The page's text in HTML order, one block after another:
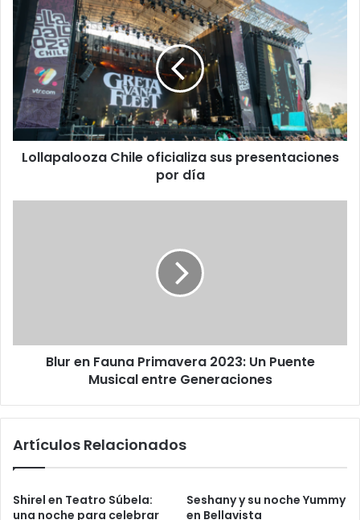
Lollapalooza Chile oficializa sus presentaciones
por día
Blur en Fauna Primavera 2023: Un Puente
Musical entre Generaciones
Artículos Relacionados
Shirel en Teatro Súbela:
una noche para celebrar
Seshany y su noche Yummy
en Bellavista